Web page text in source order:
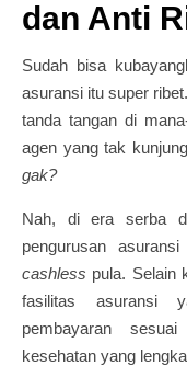
dan Anti
Sudah bisa
asuransi itu super
tanda tangan di
agen yang tak
gak?
Nah, di era serba
pengurusan
cashless pula. Selain
fasilitas asuransi
pembayaran
kesehatan yang